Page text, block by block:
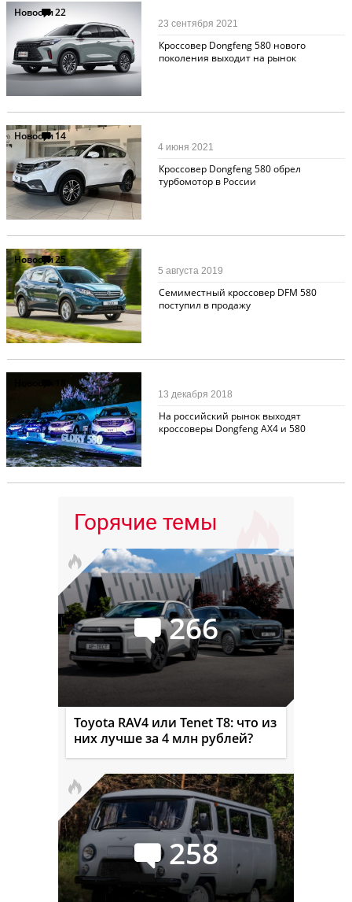
Новости22
Кроссовер Dongfeng 580 нового
поколения выходит на рынок
23 сентября 2021
Новости14
Кроссовер Dongfeng 580 обрел
турбомотор в России
4 июня 2021
Новости25
Семиместный кроссовер DFM 580
поступил в продажу
5 августа 2019
На российский рынок выходят
кроссоверы Dongfeng AX4 и 580
13 декабря 2018
Горячие темы
266
Toyota RAV4 или Tenet T8: что из
них лучше за 4 млн рублей?
258